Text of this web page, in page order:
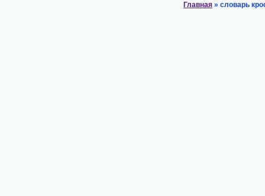
Главная » словарь